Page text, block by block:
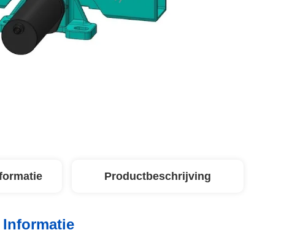
Productbeschrijving
Informatie